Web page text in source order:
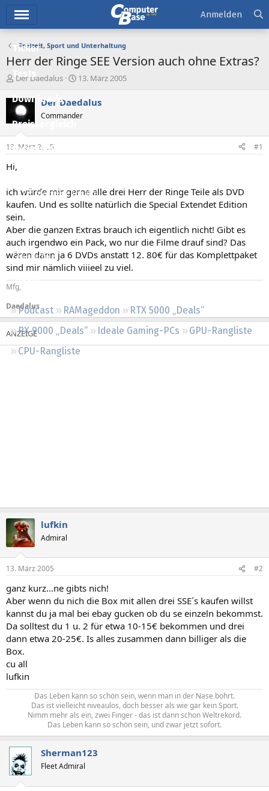
Ticker
Tests
Downloads
Preisvergleich
Forum
Aktuelles
Empfohlene Inhalte
Neueste Aktivitäten
Leserartikel
Regeln
Podcast RAMageddon
RTX 5000 „Deals“
RX 9000 „Deals“
Ideale Gaming-PCs
GPU-Rangliste
CPU-Rangliste
Anmelden
Freizeit, Sport und Unterhaltung
Herr der Ringe SEE Version auch ohne Extras?
E
s
t
e
e
Der Daedalus
E
s
e
t
13. März 2005
Der Daedalus
Commander
13. März 2005 #1
Hi,
ich würde mir gerne alle drei Herr der Ringe Teile als DVD
kaufen. Und es sollte natürlich die Special Extendet Edition
sein.
Aber die ganzen Extras brauch ich eigentlich nicht! Gibt es
auch irgendwo ein Pack, wo nur die Filme drauf sind? Das
wären dann ja 6 DVDs anstatt 12. 80€ für das Komplettpaket
sind mir nämlich viiieel zu viel.
Mfg,
Daedalus
lufkin
Admiral
13. März 2005 #2
ganz kurz...ne gibts nich!
Aber wenn du nich die Box mit allen drei SSE´s kaufen willst
kannst du ja mal bei ebay gucken ob du se einzeln bekommst.
Da solltest du 1 u. 2 für etwa 10-15€ bekommen und drei
dann etwa 20-25€. Is alles zusammen dann billiger als die
Box.
cu all
lufkin
Das Leben kann so schön sein, wenn man in der Nase bohrt.
Das ist vielleicht niveaulos, doch besser als wie gar kein Sport.
Nimm mehr als ein, zwei Finger - das ist dann schon Weltrekord.
Das Leben kann so schön sein, und zwar jetzt sofort.​
Sherman123
Fleet Admiral